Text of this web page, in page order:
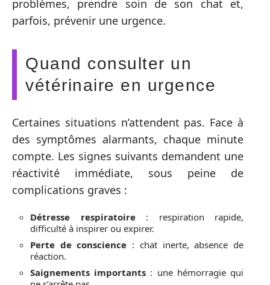
problèmes, prendre soin de son chat et,
parfois, prévenir une urgence.
Quand consulter un
vétérinaire en urgence
Certaines situations n’attendent pas. Face à
des symptômes alarmants, chaque minute
compte. Les signes suivants demandent une
réactivité immédiate, sous peine de
complications graves :
Détresse respiratoire: respiration rapide,
difficulté à inspirer ou expirer.
Perte de conscience : chat inerte, absence de
réaction.
Saignements importants : une hémorragie qui